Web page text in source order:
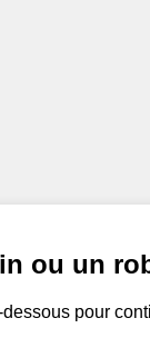
ou un
pour